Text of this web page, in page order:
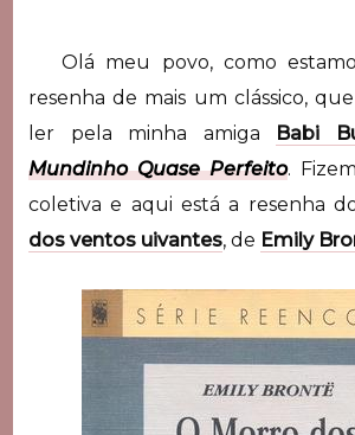
Olá meu povo, como
resenha de mais um clássico,
ler pela minha amiga Babi
Mundinho Quase Perfeito.
coletiva e aqui está a resenha
dos ventos uivantes, de Emily